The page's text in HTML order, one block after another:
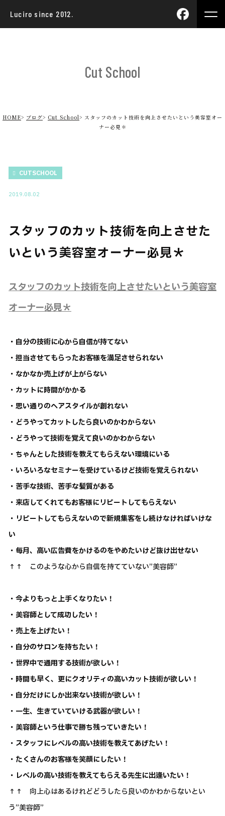
Luciro since 2012.
Cut School
HOME ブログ Cut School
スタッフのカット技術を向上させたいという美容室オー
ナー必見＊
CUTSCHOOL
2019.08.02
スタッフのカット技術を向上させた
いという美容室オーナー必見＊
スタッフのカット技術を向上させたいという美容室
オーナー必見＊
・自分の技術に心から自信が持てない
・担当させてもらったお客様を満足させられない
・なかなか売上げが上がらない
・カットに時間がかかる
・思い通りのヘアスタイルが創れない
・どうやってカットしたら良いのかわからない
・どうやって技術を覚えて良いのかわからない
・ちゃんとした技術を教えてもらえない環境にいる
・いろいろなセミナーを受けているけど技術を覚えられない
・苦手な技術、苦手な髪質がある
・来店してくれてもお客様にリピートしてもらえない
・リピートしてもらえないので新規集客をし続けなければいけな
い
・毎月、高い広告費をかけるのをやめたいけど抜け出せない
↑↑ このような心から自信を持てていない”美容師”
・今よりもっと上手くなりたい！
・美容師として成功したい！
・売上を上げたい！
・自分のサロンを持ちたい！
・世界中で通用する技術が欲しい！
・時間も早く、更にクオリティの高いカット技術が欲しい！
・自分だけにしか出来ない技術が欲しい！
・一生、生きていていける武器が欲しい！
・美容師という仕事で勝ち残っていきたい！
・スタッフにレベルの高い技術を教えてあげたい！
・たくさんのお客様を笑顔にしたい！
・レベルの高い技術を教えてもらえる先生に出逢いたい！
↑↑ 向上心はあるけれどどうしたら良いのかわからないとい
う”美容師”